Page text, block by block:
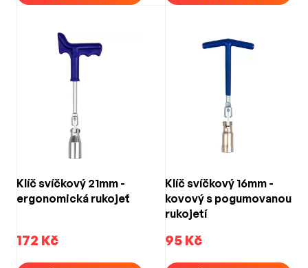
Klíč svíčkový 21mm -
ergonomická rukojeť
172 Kč
Klíč svíčkový 16mm -
kovový s pogumovanou
rukojetí
95 Kč